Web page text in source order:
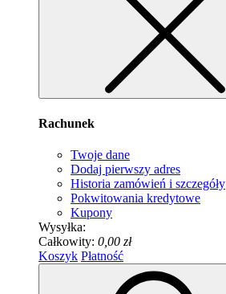
Rachunek
Twoje dane
Dodaj pierwszy adres
Historia zamówień i szczegóły
Pokwitowania kredytowe
Kupony
Wysyłka:
Całkowity: 0,00 zł
Koszyk Płatność